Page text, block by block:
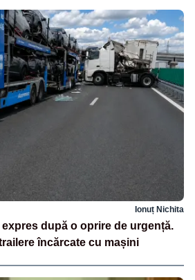
Ionuț Nichita
după o oprire de urgență.
încărcate cu mașini